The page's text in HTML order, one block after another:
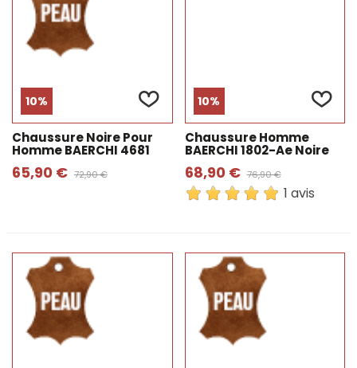
10%
Chaussure Noire Pour
Homme BAERCHI 4681
65,90 € 72,90 €
10%
Chaussure Homme
BAERCHI 1802-Ae Noire
68,90 € 76,90 €
1 avis